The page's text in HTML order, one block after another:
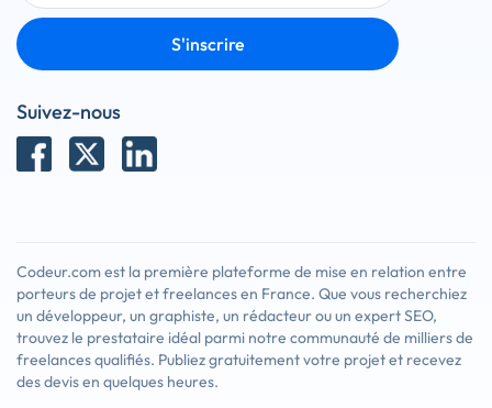
S'inscrire
Suivez-nous
Codeur.com est la première plateforme de mise en relation entre
porteurs de projet et freelances en France. Que vous recherchiez
un développeur, un graphiste, un rédacteur ou un expert SEO,
trouvez le prestataire idéal parmi notre communauté de milliers de
freelances qualifiés. Publiez gratuitement votre projet et recevez
des devis en quelques heures.